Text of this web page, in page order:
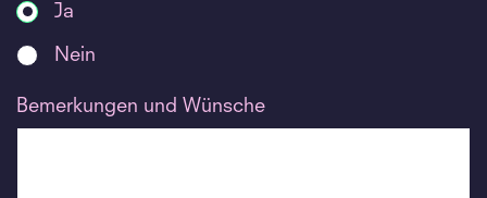
Ja
Nein
Bemerkungen und Wünsche